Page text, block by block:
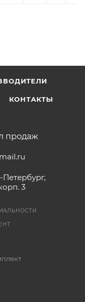
КОНТАКТЫ
продаж
3